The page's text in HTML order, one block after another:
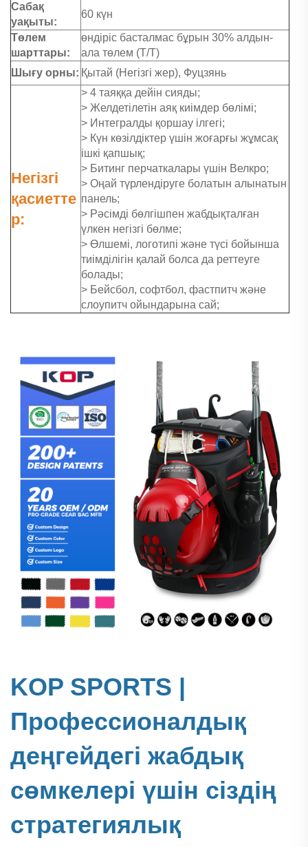
Сабақ
уақыты:
60 күн
Төлем
шарттары:
өндіріс басталмас бұрын 30% алдын-
ала төлем (Т/Т)
Шығу орны: Қытай (Негізгі жер), Фуцзянь
Негізгі
қасиетте
р:
> 4 таяққа дейін сияды;
> Желдетілетін аяқ киімдер бөлімі;
> Интегралды қоршау ілгегі;
> Күн көзілдіктер үшін жоғарғы жұмсақ
ішкі қапшық;
> Битинг перчаткалары үшін Велкро;
> Оңай түрлендіруге болатын алынатын
панель;
> Рәсімді бөлгішпен жабдықталған
үлкен негізгі бөлме;
> Өлшемі, логотипі және түсі бойынша
тиімділігін қалай болса да реттеуге
болады;
> Бейсбол, софтбол, фастпитч және
слоупитч ойындарына сай;
KOP SPORTS |
Профессионалдық
деңгейдегі жабдық
сөмкелері үшін сіздің
стратегиялық